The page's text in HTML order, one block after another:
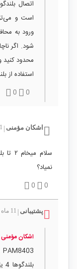
است و
ورود به
استفاده از بلندگوی 3 تا 5 وات با
0
0
اشکان مؤمنی 11
نمیاد؟
0
0
پشتیبانی 11 ماه پیش
اشکان مؤمنی